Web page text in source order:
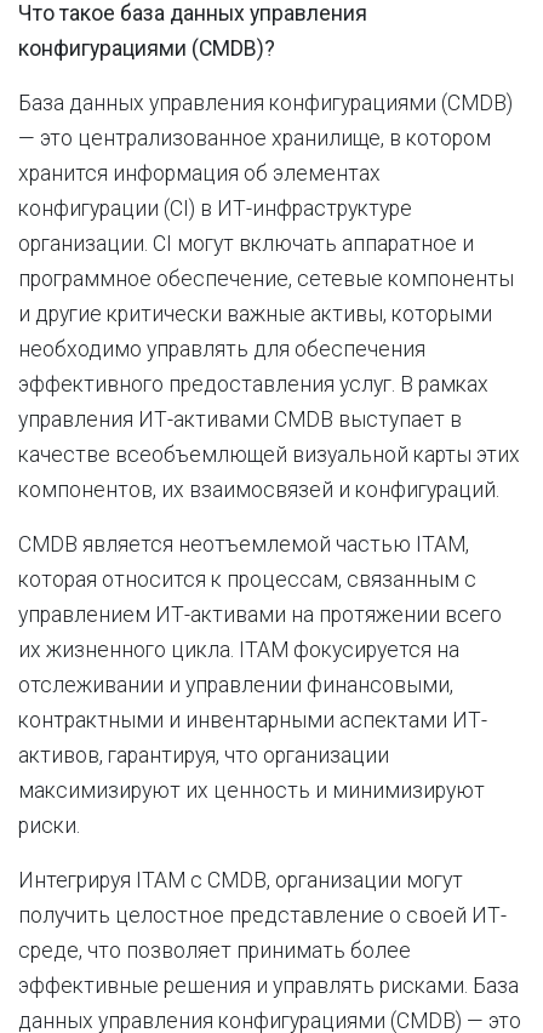
Что такое база данных управления
конфигурациями (CMDB)?
База данных управления конфигурациями (CMDB)
— это централизованное хранилище, в котором
хранится информация об элементах
конфигурации (CI) в ИТ-инфраструктуре
организации. CI могут включать аппаратное и
программное обеспечение, сетевые компоненты
и другие критически важные активы, которыми
необходимо управлять для обеспечения
эффективного предоставления услуг. В рамках
управления ИТ-активами CMDB выступает в
качестве всеобъемлющей визуальной карты этих
компонентов, их взаимосвязей и конфигураций.
CMDB является неотъемлемой частью ITAM,
которая относится к процессам, связанным с
управлением ИТ-активами на протяжении всего
их жизненного цикла. ITAM фокусируется на
отслеживании и управлении финансовыми,
контрактными и инвентарными аспектами ИТ-
активов, гарантируя, что организации
максимизируют их ценность и минимизируют
риски.
Интегрируя ITAM с CMDB, организации могут
получить целостное представление о своей ИТ-
среде, что позволяет принимать более
эффективные решения и управлять рисками. База
данных управления конфигурациями (CMDB) — это